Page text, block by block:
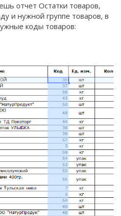
отчет Остатки товаров,
и нужной группе товаров, в
коды товаров: